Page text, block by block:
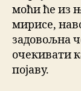
моћи ће из
мирисе,
задовољна
очекивати
појаву.